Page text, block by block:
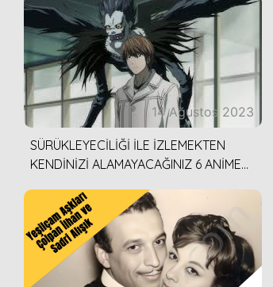
14 Ağustos 2023
SÜRÜKLEYECİLİĞİ İLE İZLEMEKTEN
KENDİNİZİ ALAMAYACAĞINIZ 6 ANİME